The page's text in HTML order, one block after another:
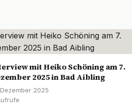
mit Heiko Schöning am 7.
2025 in Bad Aibling
2025